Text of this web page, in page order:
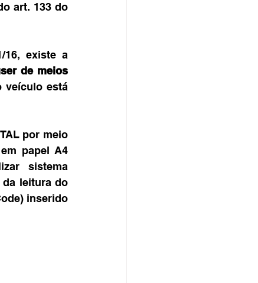
art. 133 do
16, existe a
de meios
veículo está
por meio
papel A4
sistema
da leitura do
inserido